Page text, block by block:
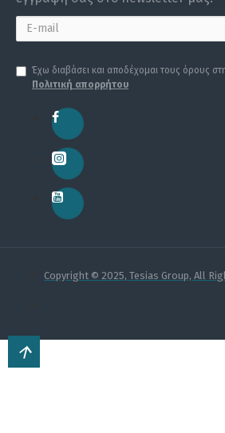
Έχω διαβάσει και αποδέχομαι τους όρους
Πολιτική απορρήτου
Copyright © 2025, Tesias Group, All